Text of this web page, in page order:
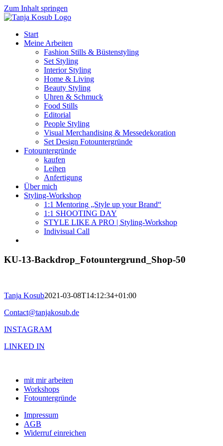
Zum Inhalt springen
Start
Meine Arbeiten
Fashion Stills & Büstenstyling
Set Styling
Interior Styling
Home & Living
Beauty Styling
Uhren & Schmuck
Food Stills
Editorial
People Styling
Visual Merchandising & Messedekoration
Set Design Fotountergründe
Fotountergründe
kaufen
Leihen
Anfertigung
Über mich
Styling-Workshop
1:1 Mentoring „Style up your Brand“
1:1 SHOOTING DAY
STYLE LIKE A PRO | Styling-Workshop
Indivisual Call
KU-13-Backdrop_Fotountergrund_Shop-50
Tanja Kosub2021-03-08T14:12:34+01:00
Contact@tanjakosub.de
INSTAGRAM
LINKED IN
mit mir arbeiten
Workshops
Fotountergründe
Impressum
AGB
Widerruf einreichen